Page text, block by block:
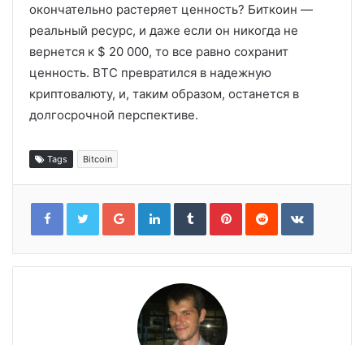
окончательно растеряет ценность? Биткоин —
реальный ресурс, и даже если он никогда не
вернется к $ 20 000, то все равно сохранит
ценность. BTC превратился в надежную
криптовалюту, и, таким образом, останется в
долгосрочной перспективе.
Tags Bitcoin
Google+LinkedInTumblrPinterestReddit VKontakte